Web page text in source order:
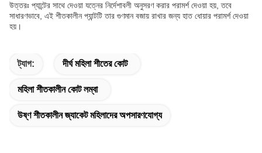
উত্তরঃ প্যান্টের সাথে দেওয়া যত্নের নির্দেশাবলী অনুসরণ করার পরামর্শ দেওয়া হয়, তবে
সাধারণভাবে, এই শীতকালীন প্যান্টটি তার গুণমান বজায় রাখার জন্য হাত ধোয়ার পরামর্শ দেওয়া
হয়।
ট্যাগ: দীর্ঘ মহিলা শীতের কোট
মহিলা শীতকালীন কোট লম্বা
উষ্ণ শীতকালীন জ্যাকেট মহিলাদের অপসারণযোগ্য